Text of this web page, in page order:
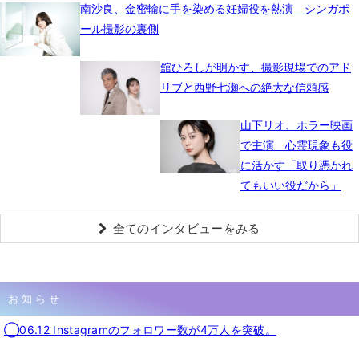
南沙良、金密輸に手を染める妊婦役を熱演 シンガポ
ール撮影の裏側
舘ひろしが明かす、撮影現場でのアド
リブと西野七瀬への絶大な信頼感
山下リオ、ホラー映画
で主演 心霊現象も役
に活かす「取り憑かれ
てもいい役だから」
全てのインタビューをみる
お知らせ
◯06.12 Instagramのフォロワー数が4万人を突破。